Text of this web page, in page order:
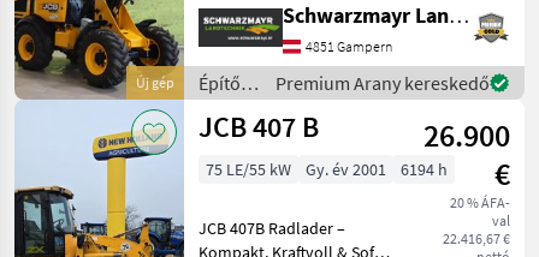
Új gép
emelési magasság: 4 358
mm - hasznos teherbírás: 2
200 kg - zárt fülkével,
ROPS/FOPS véd
Schwarzmayr Landtechnik GmbH - Gampern
4851 Gampern
Építőgépek
/ JCB
Premium Arany kereskedő
JCB 407 B
26.900
€
20 % ÁFA-
val
22.416,67 €
75 LE/55 kW Gy. év 2001 6194 h
JCB 407B Radlader –
Kompakt, Kraftvoll & Sofort